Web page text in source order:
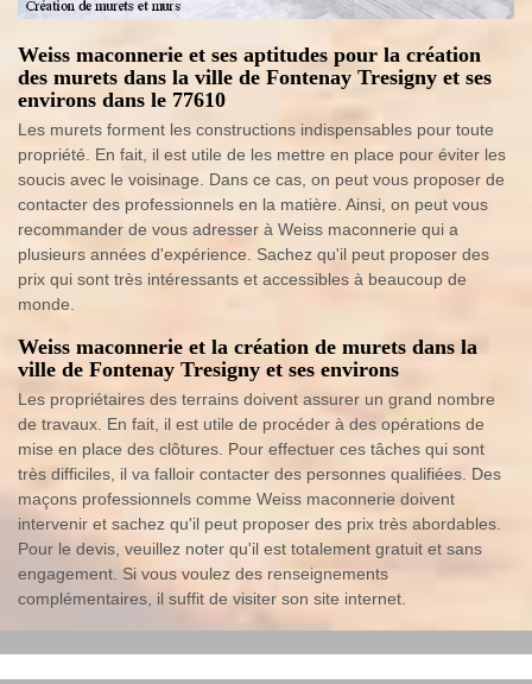
Weiss maconnerie et ses aptitudes pour la création
des murets dans la ville de Fontenay Tresigny et ses
environs dans le 77610
Les murets forment les constructions indispensables pour toute
propriété. En fait, il est utile de les mettre en place pour éviter les
soucis avec le voisinage. Dans ce cas, on peut vous proposer de
contacter des professionnels en la matière. Ainsi, on peut vous
recommander de vous adresser à Weiss maconnerie qui a
plusieurs années d'expérience. Sachez qu'il peut proposer des
prix qui sont très intéressants et accessibles à beaucoup de
monde.
Weiss maconnerie et la création de murets dans la
ville de Fontenay Tresigny et ses environs
Les propriétaires des terrains doivent assurer un grand nombre
de travaux. En fait, il est utile de procéder à des opérations de
mise en place des clôtures. Pour effectuer ces tâches qui sont
très difficiles, il va falloir contacter des personnes qualifiées. Des
maçons professionnels comme Weiss maconnerie doivent
intervenir et sachez qu'il peut proposer des prix très abordables.
Pour le devis, veuillez noter qu'il est totalement gratuit et sans
engagement. Si vous voulez des renseignements
complémentaires, il suffit de visiter son site internet.